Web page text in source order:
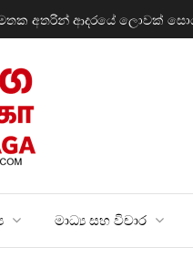
නිශ්චය කිරීම
මාධ්‍ය සහ විචාර